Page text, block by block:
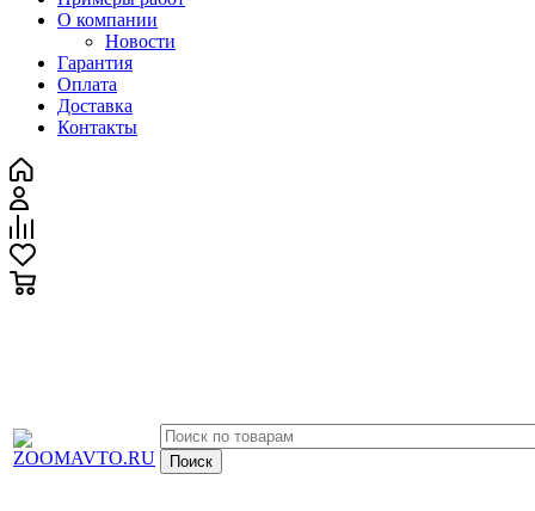
О компании
Новости
Гарантия
Оплата
Доставка
Контакты